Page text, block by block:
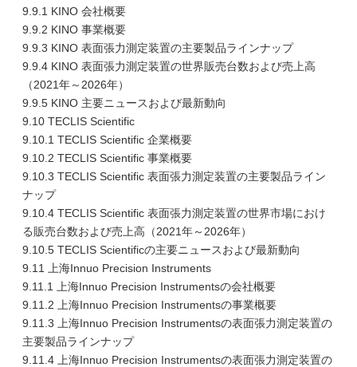
9.9.1 KINO 会社概要
9.9.2 KINO 事業概要
9.9.3 KINO 表面張力測定装置の主要製品ラインナップ
9.9.4 KINO 表面張力測定装置の世界販売台数および売上高
（2021年～2026年）
9.9.5 KINO 主要ニュースおよび最新動向
9.10 TECLIS Scientific
9.10.1 TECLIS Scientific 企業概要
9.10.2 TECLIS Scientific 事業概要
9.10.3 TECLIS Scientific 表面張力測定装置の主要製品ライン
ナップ
9.10.4 TECLIS Scientific 表面張力測定装置の世界市場におけ
る販売台数および売上高（2021年～2026年）
9.10.5 TECLIS Scientificの主要ニュースおよび最新動向
9.11 上海Innuo Precision Instruments
9.11.1 上海Innuo Precision Instrumentsの会社概要
9.11.2 上海Innuo Precision Instrumentsの事業概要
9.11.3 上海Innuo Precision Instrumentsの表面張力測定装置の
主要製品ラインナップ
9.11.4 上海Innuo Precision Instrumentsの表面張力測定装置の